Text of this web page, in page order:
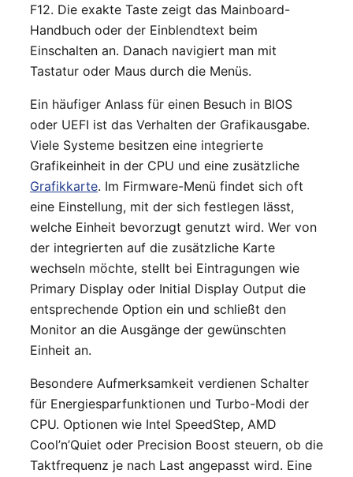
F12. Die exakte Taste zeigt das Mainboard-
Handbuch oder der Einblendtext beim
Einschalten an. Danach navigiert man mit
Tastatur oder Maus durch die Menüs.
Ein häufiger Anlass für einen Besuch in BIOS
oder UEFI ist das Verhalten der Grafikausgabe.
Viele Systeme besitzen eine integrierte
Grafikeinheit in der CPU und eine zusätzliche
Grafikkarte. Im Firmware-Menü findet sich oft
eine Einstellung, mit der sich festlegen lässt,
welche Einheit bevorzugt genutzt wird. Wer von
der integrierten auf die zusätzliche Karte
wechseln möchte, stellt bei Eintragungen wie
Primary Display oder Initial Display Output die
entsprechende Option ein und schließt den
Monitor an die Ausgänge der gewünschten
Einheit an.
Besondere Aufmerksamkeit verdienen Schalter
für Energiesparfunktionen und Turbo-Modi der
CPU. Optionen wie Intel SpeedStep, AMD
Cool’n’Quiet oder Precision Boost steuern, ob die
Taktfrequenz je nach Last angepasst wird. Eine